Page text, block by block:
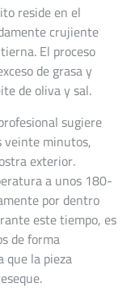
reside en el
crujiente
El proceso
de grasa y
de oliva y sal.
sugiere
veinte minutos,
exterior.
a unos 180-
por dentro
este tiempo, es
de forma
que la pieza